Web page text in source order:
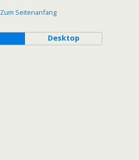
Zum Seitenanfang
Desktop